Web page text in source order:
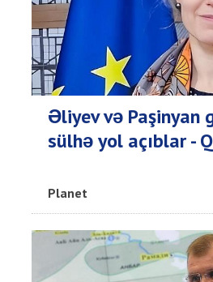
Əliyev və Paşinyan
sülhə yol açıblar -
Planet